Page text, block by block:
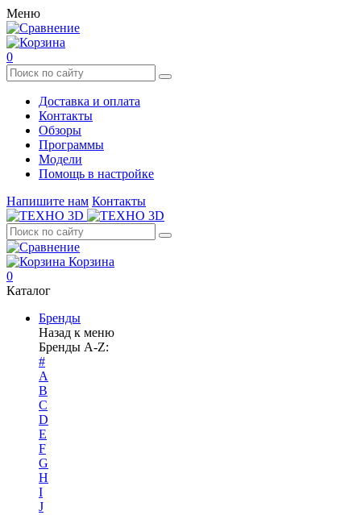
Меню
0
Доставка и оплата
Контакты
Обзоры
Программы
Модели
Помощь в настройке
Напишите нам Контакты
Корзина
0
Каталог
Бренды
Назад к меню
Бренды A-Z:
#
A
B
C
D
E
F
G
H
I
J